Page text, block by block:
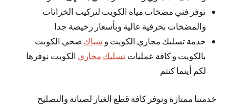
نوفر فني مضخات مياه الكويت لتركيب الخزانات
والمضخات بحرفية عالية وبأسعار رخيصة جدا
خدمة تسليك مجاري الكويت و سباك صحي الكويت
بالكويت و كافة عملياتتسليك مجاري الكويت نوفرها
لكم أينما كنتم
خدمتنا ممتازة ونوفر كافة قطع الغيار لصيانة والتصليح